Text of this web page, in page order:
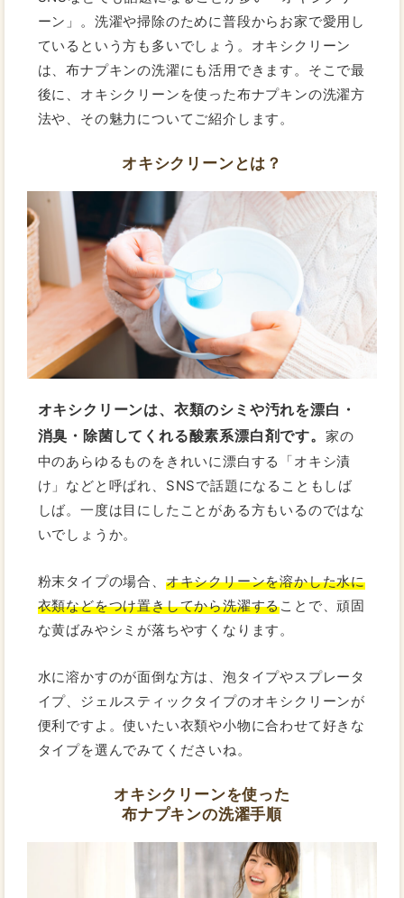
ーン」。洗濯や掃除のために普段からお家で愛用し
ているという方も多いでしょう。オキシクリーン
は、布ナプキンの洗濯にも活用できます。そこで最
後に、オキシクリーンを使った布ナプキンの洗濯方
法や、その魅力についてご紹介します。
オキシクリーンとは？
オキシクリーンは、衣類のシミや汚れを漂白・
消臭・除菌してくれる酸素系漂白剤です。 家の
中のあらゆるものをきれいに漂白する「オキシ漬
け」などと呼ばれ、SNSで話題になることもしば
しば。一度は目にしたことがある方もいるのではな
いでしょうか。
粉末タイプの場合、 オキシクリーンを溶かした水に
衣類などをつけ置きしてから洗濯することで、頑固
な黄ばみやシミが落ちやすくなります。
水に溶かすのが面倒な方は、泡タイプやスプレータ
イプ、ジェルスティックタイプのオキシクリーンが
便利ですよ。使いたい衣類や小物に合わせて好きな
タイプを選んでみてくださいね。
オキシクリーンを使った
布ナプキンの洗濯手順